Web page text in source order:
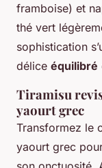
framboise) et
thé vert
sophistication
délice équilibré
Tiramisu
yaourt grec
Transformez le
yaourt grec